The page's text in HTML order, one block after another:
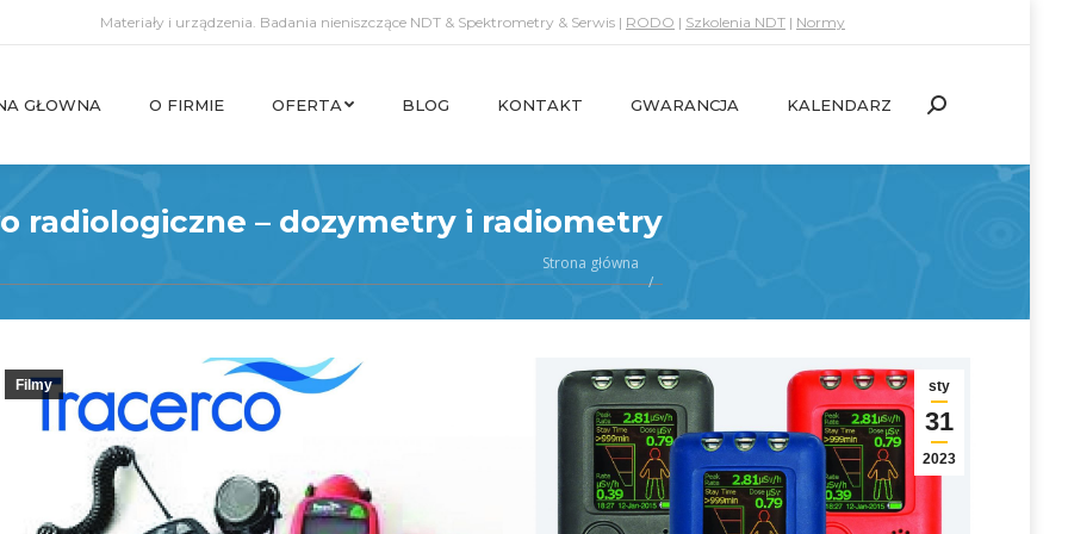
Materiały i urządzenia. Badania nieniszczące NDT & Spektrometry & Serwis | RODO | Szkolenia NDT | Normy
GŁOWNA O FIRMIE OFERTA BLOG KONTAKT GWARANCJA KALENDARZ Search:
radiologiczne – dozymetry i radiometry
Strona główna
sty
31
2023
Filmy